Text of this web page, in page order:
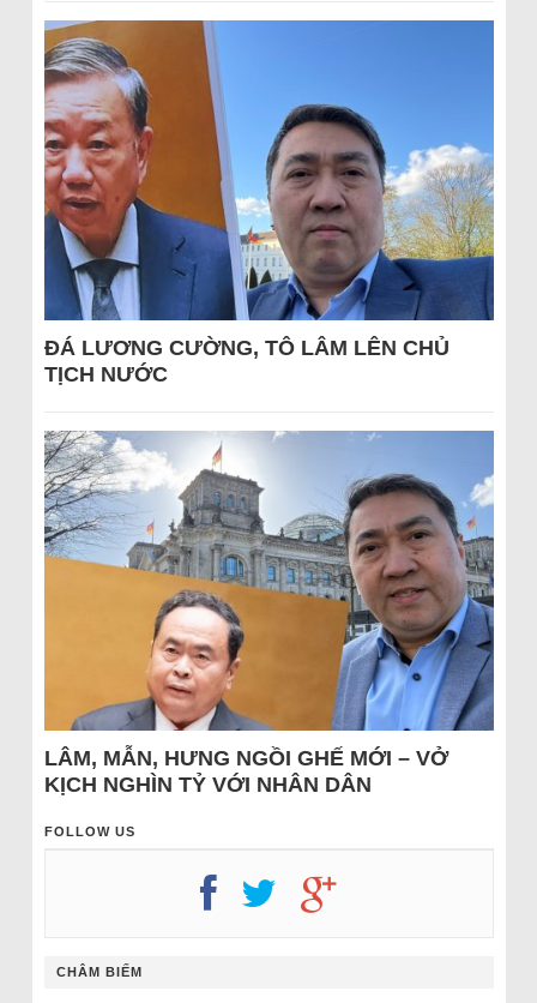
ĐÁ LƯƠNG CƯỜNG, TÔ LÂM LÊN CHỦ
TỊCH NƯỚC
LÂM, MẪN, HƯNG NGỒI GHẾ MỚI – VỞ
KỊCH NGHÌN TỶ VỚI NHÂN DÂN
FOLLOW US
CHÂM BIẾM